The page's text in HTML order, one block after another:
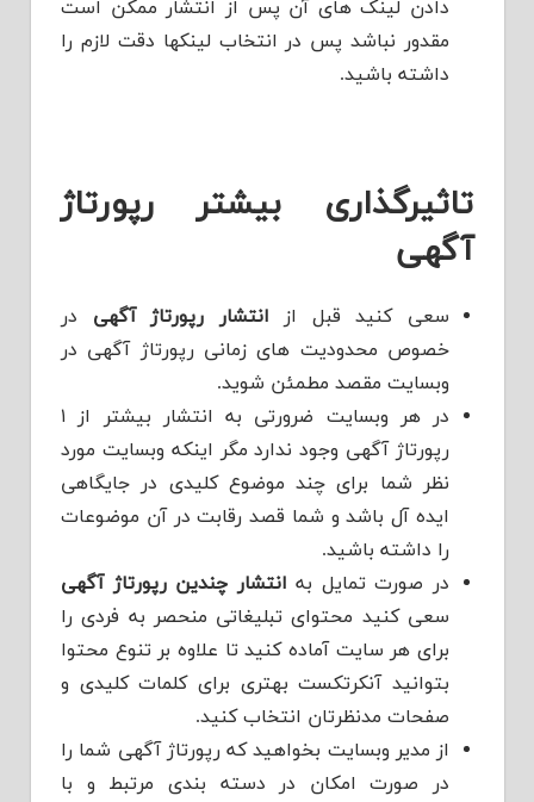
دادن لینک های آن پس از انتشار ممکن است
مقدور نباشد پس در انتخاب لینکها دقت لازم را
داشته باشید.
تاثیرگذاری بیشتر رپورتاژ
آگهی
سعی کنید قبل از انتشار رپورتاژ آگهی در
خصوص محدودیت های زمانی رپورتاژ آگهی در
وبسایت مقصد مطمئن شوید.
در هر وبسایت ضرورتی به انتشار بیشتر از ۱
رپورتاژ آگهی وجود ندارد مگر اینکه وبسایت مورد
نظر شما برای چند موضوع کلیدی در جایگاهی
ایده آل باشد و شما قصد رقابت در آن موضوعات
را داشته باشید.
در صورت تمایل به انتشار چندین رپورتاژ آگهی
سعی کنید محتوای تبلیغاتی منحصر به فردی را
برای هر سایت آماده کنید تا علاوه بر تنوع محتوا
بتوانید آنکرتکست بهتری برای کلمات کلیدی و
صفحات مدنظرتان انتخاب کنید.
از مدیر وبسایت بخواهید که رپورتاژ آگهی شما را
در صورت امکان در دسته بندی مرتبط و با